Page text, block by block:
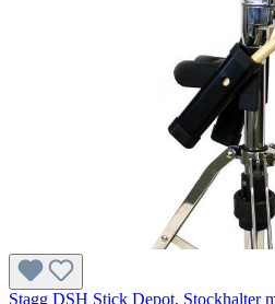
Stagg DSH Stick Depot, Stockhalter